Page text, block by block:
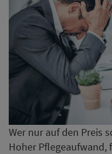
Wer nur auf den Preis
Hoher